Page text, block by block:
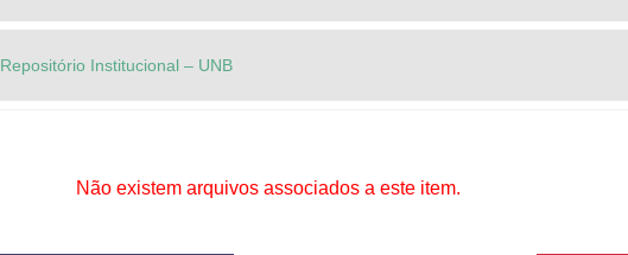
Repositório Institucional – UNB
Não existem arquivos associados a este item.